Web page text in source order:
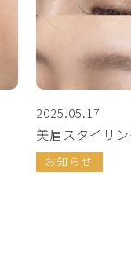
2025.05.17
美眉スタイリ
お知らせ